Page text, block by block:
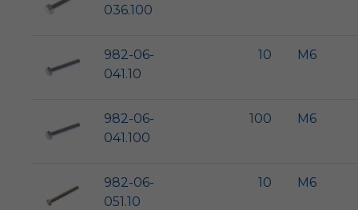
036.100
982-06-
041.10
10 M6
982-06-
041.100
100 M6
982-06-
051.10
10 M6